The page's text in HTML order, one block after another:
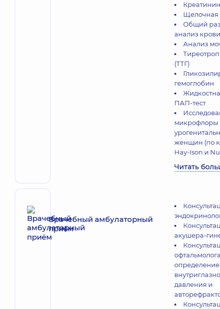
Щелочная
Общий
анализ крови
Анализ
(ТТГ)
гемоглобин
ПАП-тест
микрофлоры
женщин (по
Hay-Ison и
Читать
Врачебный амбулаторный
приём
акушера-
давления и